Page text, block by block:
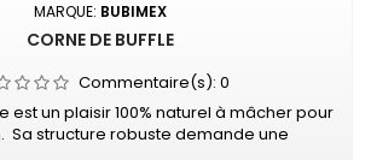
MARQUE: BUBIMEX
CORNE DE BUFFLE
Commentaire(s): 0
est un plaisir 100% naturel à mâcher pour
Sa structure robuste demande une